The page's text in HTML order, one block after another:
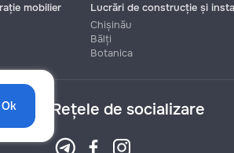
Ok
mobilier
Lucrări de construcție și
Chișinău
Bălți
Botanica
Rețele de socializare